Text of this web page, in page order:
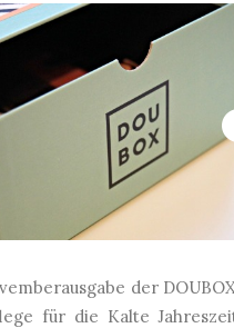
der
für die Kalte